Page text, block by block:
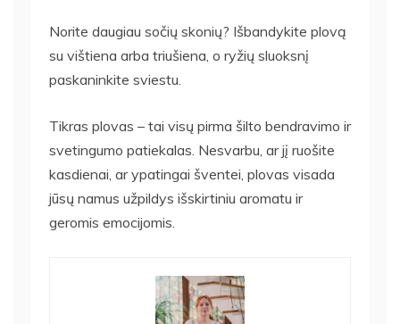
Norite daugiau sočių skonių? Išbandykite plovą
su vištiena arba triušiena, o ryžių sluoksnį
paskaninkite sviestu.
Tikras plovas – tai visų pirma šilto bendravimo ir
svetingumo patiekalas. Nesvarbu, ar jį ruošite
kasdienai, ar ypatingai šventei, plovas visada
jūsų namus užpildys išskirtiniu aromatu ir
geromis emocijomis.